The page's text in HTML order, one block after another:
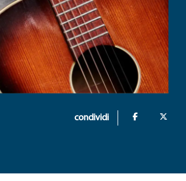
condividi